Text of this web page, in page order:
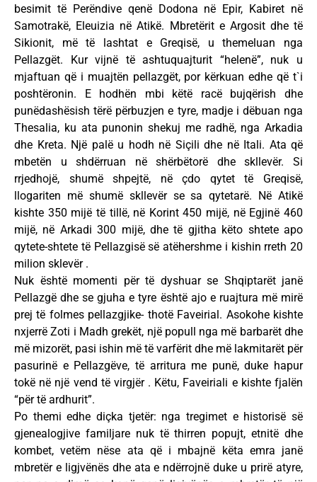
besimit të Perëndive qenë Dodona në Epir, Kabiret në
Samotrakë, Eleuizia në Atikë. Mbretërit e Argosit dhe të
Sikionit, më të lashtat e Greqisë, u themeluan nga
Pellazgët. Kur vijnë të ashtuquajturit “helenë”, nuk u
mjaftuan që i muajtën pellazgët, por kërkuan edhe që t`i
poshtëronin. E hodhën mbi këtë racë bujqërish dhe
punëdashësish tërë përbuzjen e tyre, madje i dëbuan nga
Thesalia, ku ata punonin shekuj me radhë, nga Arkadia
dhe Kreta. Një palë u hodh në Siçili dhe në Itali. Ata që
mbetën u shdërruan në shërbëtorë dhe skllevër. Si
rrjedhojë, shumë shpejtë, në çdo qytet të Greqisë,
llogariten më shumë skllevër se sa qytetarë. Në Atikë
kishte 350 mijë të tillë, në Korint 450 mijë, në Egjinë 460
mijë, në Arkadi 300 mijë, dhe të gjitha këto shtete apo
qytete-shtete të Pellazgisë së atëhershme i kishin rreth 20
milion sklevër .
Nuk është momenti për të dyshuar se Shqiptarët janë
Pellazgë dhe se gjuha e tyre është ajo e ruajtura më mirë
prej të folmes pellazgjike- thotë Faveirial. Asokohe kishte
nxjerrë Zoti i Madh grekët, një popull nga më barbarët dhe
më mizorët, pasi ishin më të varfërit dhe më lakmitarët për
pasurinë e Pellazgëve, të arritura me punë, duke hapur
tokë në një vend të virgjër . Këtu, Faveiriali e kishte fjalën
“për të ardhurit”.
Po themi edhe diçka tjetër: nga tregimet e historisë së
gjenealogjive familjare nuk të thirren popujt, etnitë dhe
kombet, vetëm nëse ata që i mbajnë këta emra janë
mbretër e ligjvënës dhe ata e ndërrojnë duke u prirë atyre,